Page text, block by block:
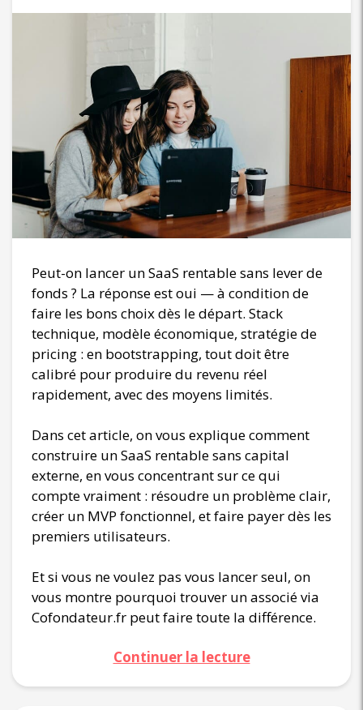
Peut-on lancer un SaaS rentable sans lever de
fonds ? La réponse est oui — à condition de
faire les bons choix dès le départ. Stack
technique, modèle économique, stratégie de
pricing : en bootstrapping, tout doit être
calibré pour produire du revenu réel
rapidement, avec des moyens limités.
Dans cet article, on vous explique comment
construire un SaaS rentable sans capital
externe, en vous concentrant sur ce qui
compte vraiment : résoudre un problème clair,
créer un MVP fonctionnel, et faire payer dès les
premiers utilisateurs.
Et si vous ne voulez pas vous lancer seul, on
vous montre pourquoi trouver un associé via
Cofondateur.fr peut faire toute la différence.
Continuer la lecture